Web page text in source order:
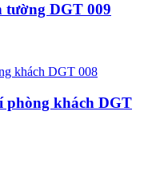
DGT 009
phòng khách DGT